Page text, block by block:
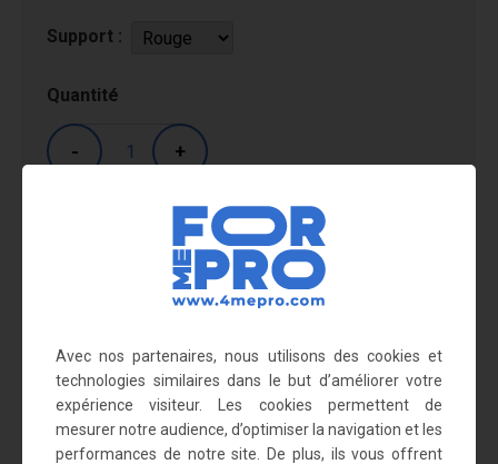
Support :
Quantité
- +
Livraison : entre 5 et 10 jours.
En savoir plus
Diamètre des tubes en acier : 20 et 25 mm
Disponible en rouge, bleu, jaune et gris
Avec nos partenaires, nous utilisons des cookies et
technologies similaires dans le but d’améliorer votre
expérience visiteur. Les cookies permettent de
mesurer notre audience, d’optimiser la navigation et les
performances de notre site. De plus, ils vous offrent